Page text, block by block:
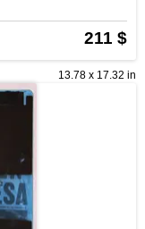
211 $
13.78 x 17.32 in